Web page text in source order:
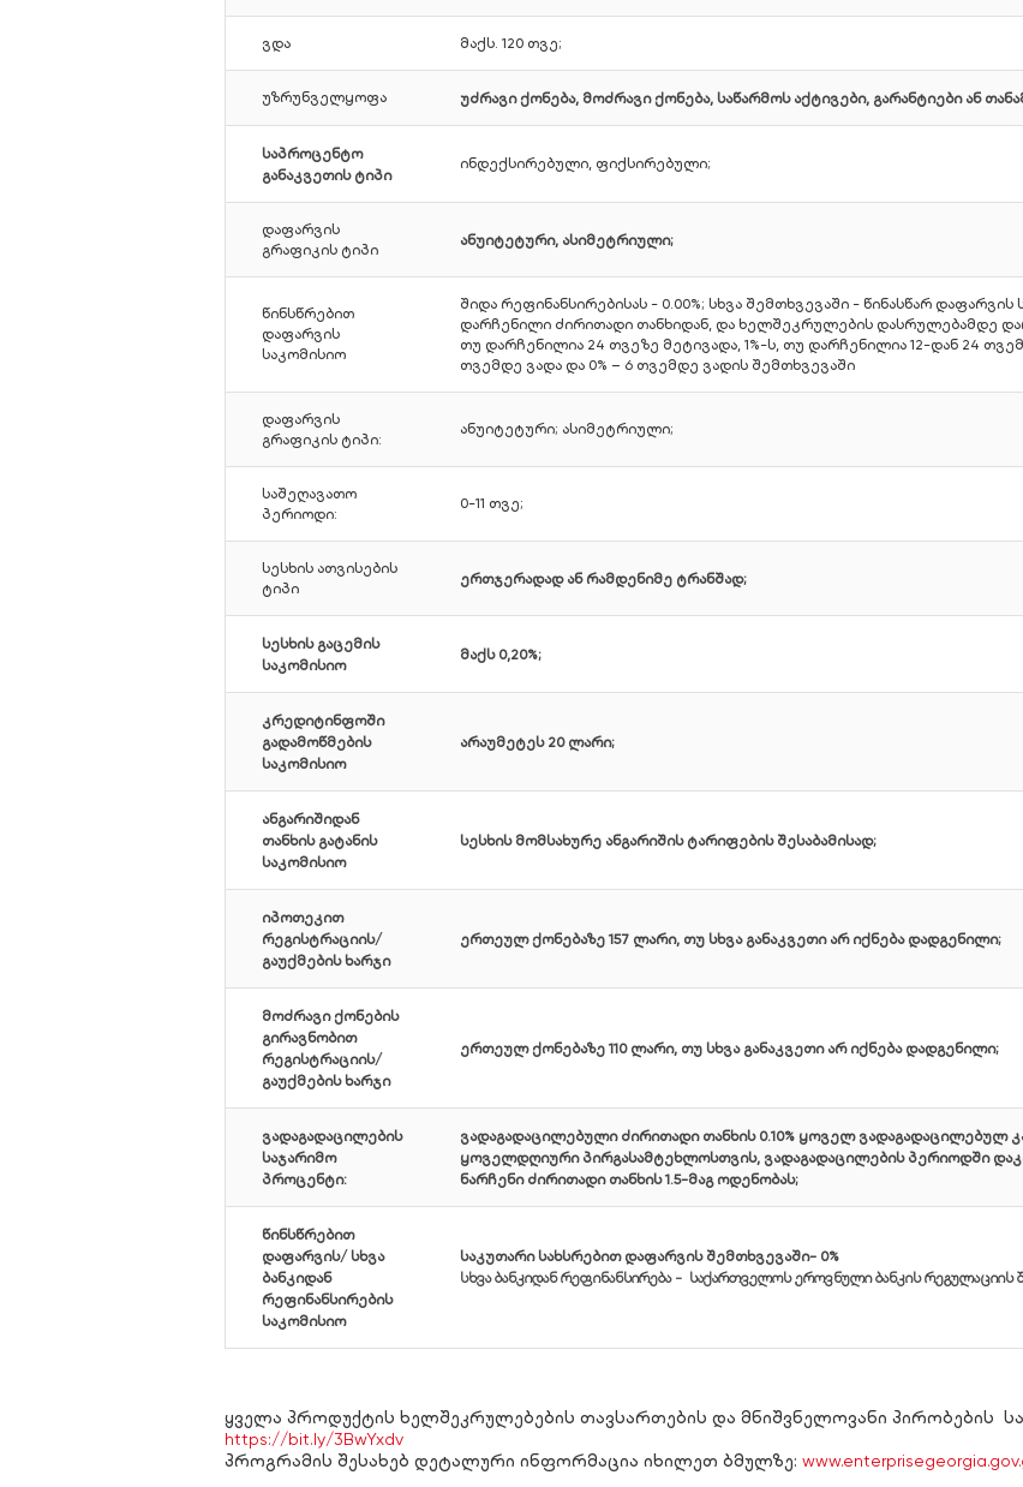
ვდა მაქს. 120 თვე;
უზრუნველყოფა უძრავი ქონება, მოძრავი ქონება, საწარმოს აქტივები, გარანტიები ან
საპროცენტო
განაკვეთის ტიპი
ინდექსირებული, ფიქსირებული;
დაფარვის
გრაფიკის ტიპი
ანუიტეტური, ასიმეტრიული;
წინსწრებით
დაფარვის
საკომისიო
შიდა რეფინანსირებისას - 0.00%; სხვა შემთხვევაში - წინასწარ
დარჩენილი ძირითადი თანხიდან, და ხელშეკრულების დასრულებამდე
თუ დარჩენილია 24 თვეზე მეტივადა, 1%-ს, თუ დარჩენილია 12-დან 24
თვემდე ვადა და 0% – 6 თვემდე ვადის შემთხვევაში
დაფარვის
გრაფიკის ტიპი:
ანუიტეტური; ასიმეტრიული;
საშეღავათო
პერიოდი:
0-11 თვე;
სესხის ათვისების
ტიპი
ერთჯერადად ან რამდენიმე ტრანშად;
სესხის გაცემის
საკომისიო
მაქს 0,20%;
კრედიტინფოში
გადამოწმების
საკომისიო
არაუმეტეს 20 ლარი;
ანგარიშიდან
თანხის გატანის
საკომისიო
სესხის მომსახურე ანგარიშის ტარიფების შესაბამისად;
იპოთეკით
რეგისტრაციის/
გაუქმების ხარჯი
ერთეულ ქონებაზე 157 ლარი, თუ სხვა განაკვეთი არ იქნება დადგენილი;
მოძრავი ქონების
გირავნობით
რეგისტრაციის/
გაუქმების ხარჯი
ერთეულ ქონებაზე 110 ლარი, თუ სხვა განაკვეთი არ იქნება დადგენილი;
ვადაგადაცილების
საჯარიმო
პროცენტი:
ვადაგადაცილებული ძირითადი თანხის 0.10% ყოველ
ყოველდღიური პირგასამტეხლოსთვის, ვადაგადაცილების პერიოდში
ნარჩენი ძირითადი თანხის 1.5-მაგ ოდენობას;
წინსწრებით
დაფარვის/ სხვა
ბანკიდან
რეფინანსირების
საკომისიო
საკუთარი სახსრებით დაფარვის შემთხვევაში- 0%
სხვა ბანკიდან რეფინანსირება - საქართველოს ეროვნული ბანკის რეგულაციის
ყველა პროდუქტის ხელშეკრულებების თავსართების და მნიშვნელოვანი პირობების
https://bit.ly/3BwYxdv
პროგრამის შესახებ დეტალური ინფორმაცია იხილეთ ბმულზე: